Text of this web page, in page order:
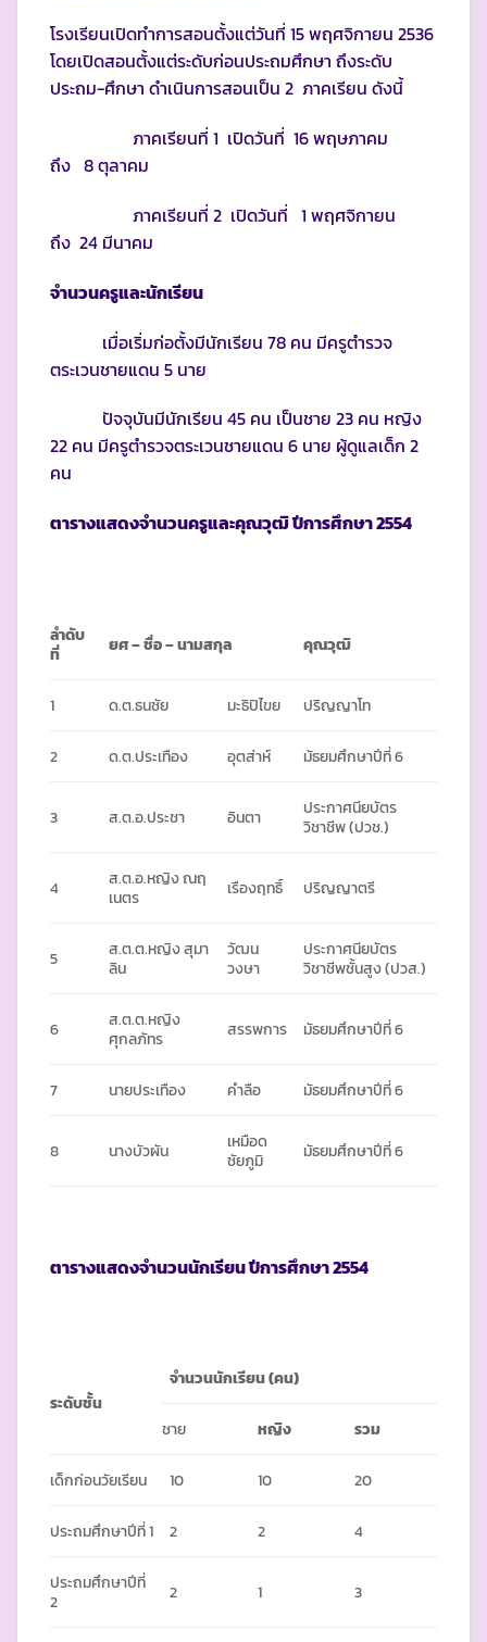
โรงเรียนเปิดทำการสอนตั้งแต่วันที่ 15 พฤศจิกายน 2536
โดยเปิดสอนตั้งแต่ระดับก่อนประถมศึกษา ถึงระดับ
ประถม-ศึกษา ดำเนินการสอนเป็น 2 ภาคเรียน ดังนี้
ภาคเรียนที่ 1 เปิดวันที่ 16 พฤษภาคม
ถึง 8 ตุลาคม
ภาคเรียนที่ 2 เปิดวันที่ 1 พฤศจิกายน
ถึง 24 มีนาคม
จำนวนครูและนักเรียน
เมื่อเริ่มก่อตั้งมีนักเรียน 78 คน มีครูตำรวจ
ตระเวนชายแดน 5 นาย
ปัจจุบันมีนักเรียน 45 คน เป็นชาย 23 คน หญิง
22 คน มีครูตำรวจตระเวนชายแดน 6 นาย ผู้ดูแลเด็ก 2
คน
ตารางแสดงจำนวนครูและคุณวุฒิ ปีการศึกษา2554
ลำดับ
ที่
ยศ– ชื่อ – นามสกุล คุณวุฒิ
1 ด.ต.ธนชัย มะธิปิไขย ปริญญาโท
2 ด.ต.ประเทือง อุตส่าห์ มัธยมศึกษาปีที่ 6
3 ส.ต.อ.ประชา อินตา
ประกาศนียบัตร
วิชาชีพ (ปวช.)
4
ส.ต.อ.หญิง ณฤ
เนตร
เรืองฤทธิ์ ปริญญาตรี
5
ส.ต.ต.หญิง สุมา
ลิน
วัฒน
วงษา
ประกาศนียบัตร
วิชาชีพชั้นสูง (ปวส.)
6
ส.ต.ต.หญิง
ศุกลภัทร
สรรพการ มัธยมศึกษาปีที่ 6
7 นายประเทือง คำลือ มัธยมศึกษาปีที่ 6
8 นางบัวผัน
เหมือด
ชัยภูมิ
มัธยมศึกษาปีที่ 6
ตารางแสดงจำนวนนักเรียน ปีการศึกษา2554
ระดับชั้น
จำนวนนักเรียน(คน)
ชาย หญิง รวม
เด็กก่อนวัยเรียน 10 10 20
ประถมศึกษาปีที่ 1 2 2 4
ประถมศึกษาปีที่
2
2 1 3